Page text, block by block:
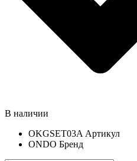
В наличии
OKGSET03A Артикул
ONDO Бренд